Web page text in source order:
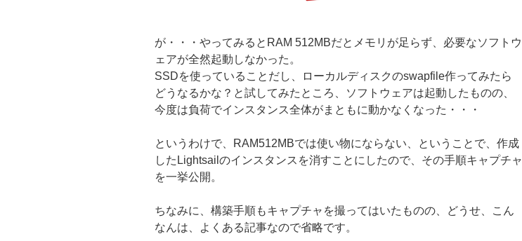
が・・・やってみるとRAM 512MBだとメモリが足らず、必要なソフトウ
ェアが全然起動しなかった。
SSDを使っていることだし、ローカルディスクのswapfile作ってみたら
どうなるかな？と試してみたところ、ソフトウェアは起動したものの、
今度は負荷でインスタンス全体がまともに動かなくなった・・・
というわけで、RAM512MBでは使い物にならない、ということで、作成
したLightsailのインスタンスを消すことにしたので、その手順キャプチャ
を一挙公開。
ちなみに、構築手順もキャプチャを撮ってはいたものの、どうせ、こん
なんは、よくある記事なので省略です。